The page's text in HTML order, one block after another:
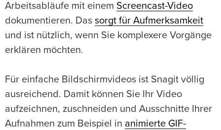
Arbeitsabläufe mit einem Screencast-Video
dokumentieren. Das sorgt für Aufmerksamkeit
und ist nützlich, wenn Sie komplexere Vorgänge
erklären möchten.
Für einfache Bildschirmvideos ist Snagit völlig
ausreichend. Damit können Sie Ihr Video
aufzeichnen, zuschneiden und Ausschnitte Ihrer
Aufnahmen zum Beispiel in animierte GIF-